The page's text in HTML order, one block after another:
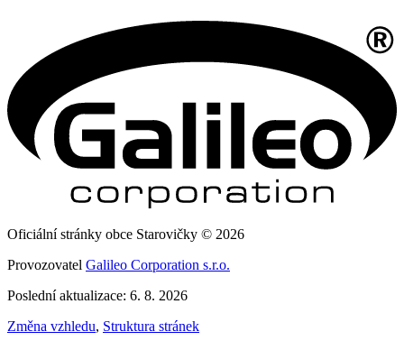
Oficiální stránky obce Starovičky © 2026
Provozovatel Galileo Corporation s.r.o.
Poslední aktualizace: 6. 8. 2026
Změna vzhledu, Struktura stránek